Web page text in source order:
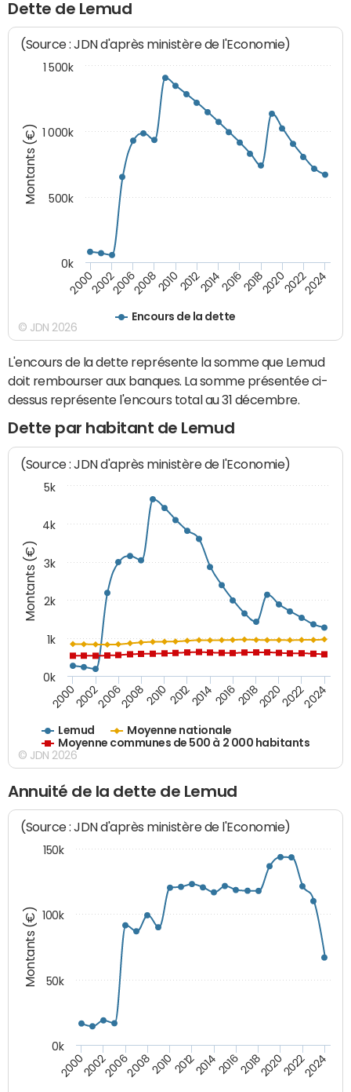
Dette de Lemud
Montants (€)
(Source : JDN d'après ministère de l'Economie)
Encours de la dette
200020022006200820102012201420162018202020222024
0k
500k
1 000k
1 500k
© JDN 2026
L'encours de la dette représente la somme que Lemud
doit rembourser aux banques. La somme présentée ci-
dessus représente l'encours total au 31 décembre.
Dette par habitant de Lemud
Montants (€)
(Source : JDN d'après ministère de l'Economie)
Lemud
Moyenne nationale
Moyenne communes de 500 à 2 000 habitants
20002002200620082010 2012201420162018202020222024
0k
1k
2k
3k
4k
5k
© JDN 2026
Annuité de la dette de Lemud
Montants (€)
(Source : JDN d'après ministère de l'Economie)
200020022006200820102012201420162018202020222024
0k
50k
100k
150k